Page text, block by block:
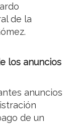
de la
los anuncios
anuncios
de un